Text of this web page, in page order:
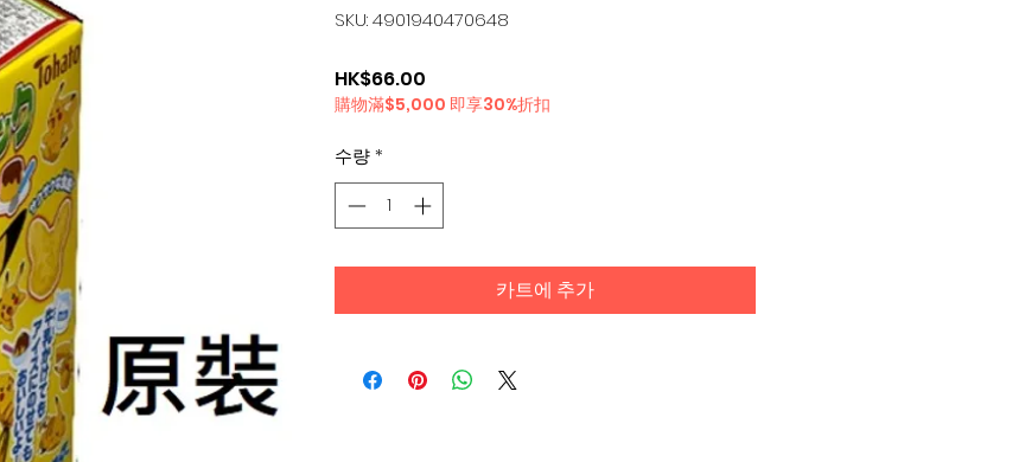
SKU: 4901940470648
HK$66.00
격
購物滿$5,000 即享30%折扣
수량*
카트에 추가